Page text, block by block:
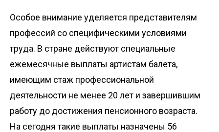
Особое внимание уделяется представителям
профессий со специфическими условиями
труда. В стране действуют специальные
ежемесячные выплаты артистам балета,
имеющим стаж профессиональной
деятельности не менее 20 лет и завершившим
работу до достижения пенсионного возраста.
На сегодня такие выплаты назначены 56